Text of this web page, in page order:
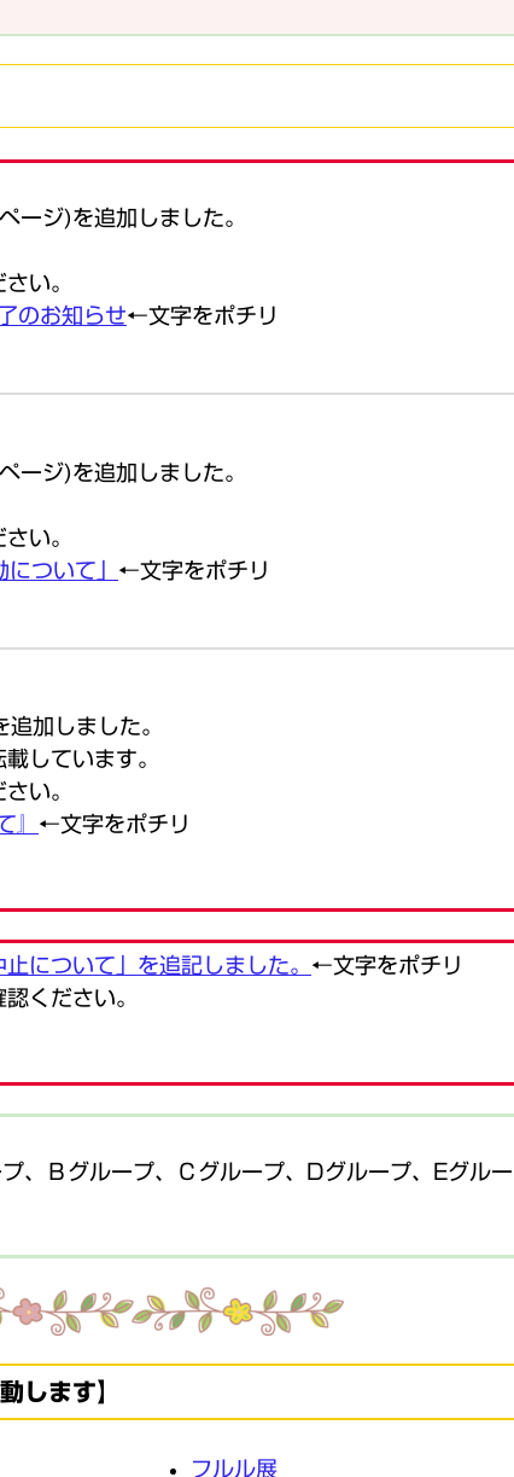
ジ)を追加しました。
い。
のお知らせ←文字をポチリ
ジ)を追加しました。
い。
ついて」 ←文字をポチリ
加しました。
しています。
い。
』 ←文字をポチリ
について」を追記しました。 ←文字をポチリ
ください。
、Ｂグループ、Ｃグループ、Dグループ、Eグル
します】
フルル展